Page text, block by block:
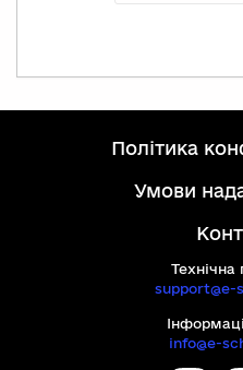
політика
умови
Технічна
support@e-
info@e-